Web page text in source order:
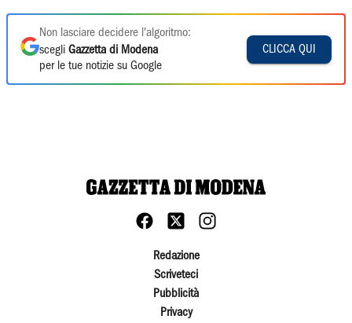
Non lasciare decidere l'algoritmo:
scegli Gazzetta di Modena
per le tue notizie su Google
CLICCA QUI
Redazione
Scriveteci
Pubblicità
Privacy